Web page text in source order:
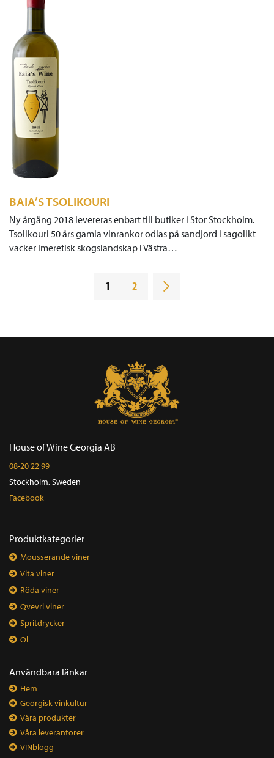
BAIA’S TSOLIKOURI
Ny årgång 2018 levereras enbart till butiker i Stor Stockholm.
Tsolikouri 50 års gamla vinrankor odlas på sandjord i sagolikt
vacker Imeretisk skogslandskap i Västra…
1 2
House of Wine Georgia AB
08-20 22 99
Stockholm, Sweden
Facebook
Produktkategorier
Mousserande viner
Vita viner
Röda viner
Qvevri viner
Spritdrycker
Öl
Användbara länkar
Hem
Georgisk vinkultur
Våra produkter
Våra leverantörer
VINblogg